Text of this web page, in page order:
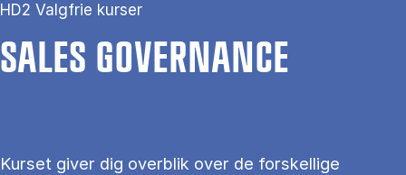
HD2 Valgfrie kurser
SA­LES GOVER­NAN­CE
Kurset giver dig overblik over de forskellige